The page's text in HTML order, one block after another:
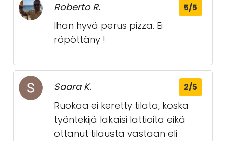
Roberto R. 5/5
Ihan hyvä perus pizza. Ei
röpöttäny !
Saara K. 2/5
Ruokaa ei keretty tilata, koska
työntekijä lakaisi lattioita eikä
ottanut tilausta vastaan eli